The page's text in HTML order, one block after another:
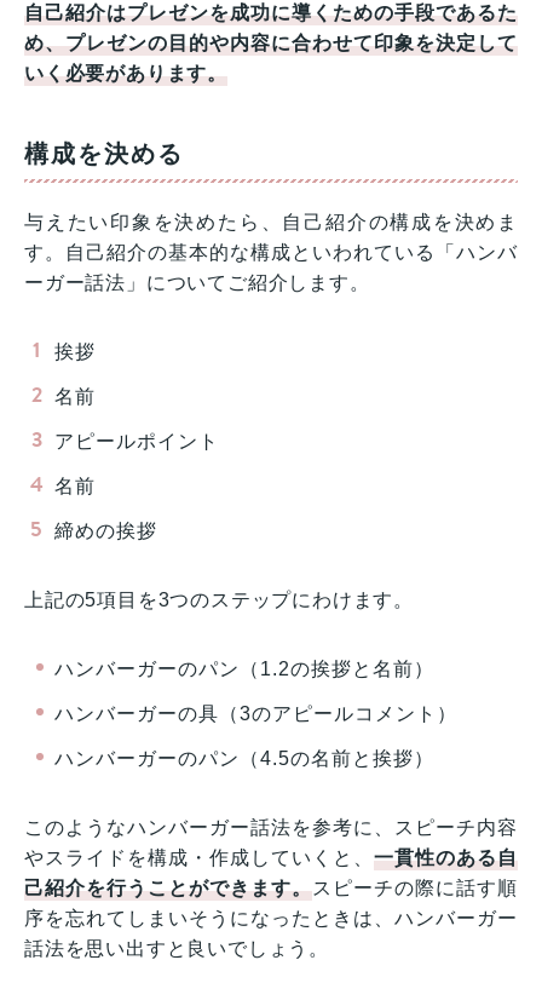
自己紹介はプレゼンを成功に導くための手段であるた
め、プレゼンの目的や内容に合わせて印象を決定して
いく必要があります。
構成を決める
与えたい印象を決めたら、自己紹介の構成を決めま
す。自己紹介の基本的な構成といわれている「ハンバ
ーガー話法」についてご紹介します。
挨拶
名前
アピールポイント
名前
締めの挨拶
上記の5項目を3つのステップにわけます。
ハンバーガーのパン（1.2の挨拶と名前）
ハンバーガーの具（3のアピールコメント）
ハンバーガーのパン（4.5の名前と挨拶）
このようなハンバーガー話法を参考に、スピーチ内容
やスライドを構成・作成していくと、一貫性のある自
己紹介を行うことができます。スピーチの際に話す順
序を忘れてしまいそうになったときは、ハンバーガー
話法を思い出すと良いでしょう。